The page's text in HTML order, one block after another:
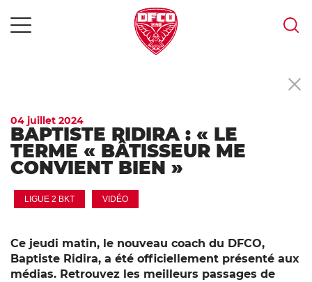
04 juillet 2024
BAPTISTE RIDIRA : « LE
TERME « BÂTISSEUR ME
CONVIENT BIEN »
LIGUE 2 BKT VIDÉO
Ce jeudi matin, le nouveau coach du DFCO,
Baptiste Ridira, a été officiellement présenté aux
médias. Retrouvez les meilleurs passages de